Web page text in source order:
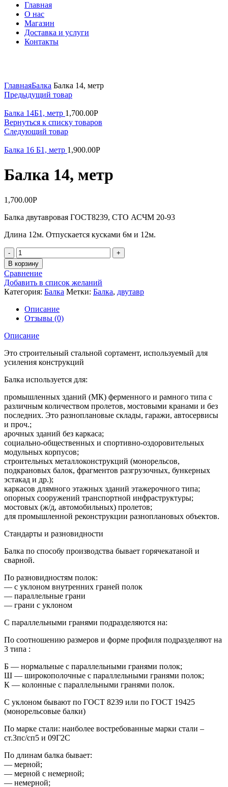
Главная
О нас
Магазин
Доставка и услуги
Контакты
ГлавнаяБалка Балка 14, метр
Предыдущий товар
Балка 14Б1, метр 1,700.00Р
Вернуться к списку товаров
Следующий товар
Балка 16 Б1, метр 1,900.00Р
Балка 14, метр
1,700.00Р
Балка двутавровая ГОСТ8239, СТО АСЧМ 20-93
Длина 12м. Отпускается кусками 6м и 12м.
Количество
В корзину
Сравнение
Добавить в список желаний
Категория: Балка Метки: Балка, двутавр
Описание
Отзывы (0)
Описание
Это строительный стальной сортамент, используемый для
усиления конструкций
Балка используется для:
промышленных зданий (МК) ферменного и рамного типа с
различным количеством пролетов, мостовыми кранами и без
последних. Это разноплановые склады, гаражи, автосервисы
и проч.;
арочных зданий без каркаса;
социально-общественных и спортивно-оздоровительных
модульных корпусов;
строительных металлоконструкций (монорельсов,
подкрановых балок, фрагментов разгрузочных, бункерных
эстакад и др.);
каркасов длямного этажных зданий этажерочного типа;
опорных сооружений транспортной инфраструктуры;
мостовых (ж/д, автомобильных) пролетов;
для промышленной реконструкции разноплановых объектов.
Стандарты и разновидности
Балка по способу производства бывает горячекатаной и
сварной.
По разновидностям полок:
— с уклоном внутренних граней полок
— параллельные грани
— грани с уклоном
С параллельными гранями подразделяются на:
По соотношению размеров и форме профиля подразделяют на
3 типа :
Б — нормальные с параллельными гранями полок;
Ш — широкополочные с параллельными гранями полок;
К — колонные с параллельными гранями полок.
С уклоном бывают по ГОСТ 8239 или по ГОСТ 19425
(монорельсовые балки)
По марке стали: наиболее востребованные марки стали –
ст.3пс/сп5 и 09Г2С
По длинам балка бывает:
— мерной;
— мерной с немерной;
— немерной;